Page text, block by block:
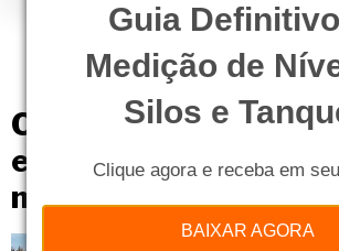
Guia
Medição de
Silos e
Clique agora e receba em
BAIXAR AGORA
Tag:melhor
de nível
O que é preciso saber
escolher o melhor
nível